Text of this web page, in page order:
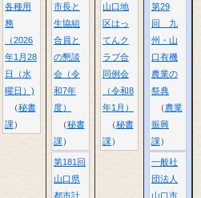
各種用
務
（2026
年1月28
日（水
曜日）)
秘書
課
市長と
生協組
合員と
の懇談
会（令
和7年
度）
秘書
課
第181回
山口県
都市計
山口地
区はっ
てんク
ラブ合
同例会
（令和8
年1月）
秘書
課
第29
回 九
州・山
口有機
農業の
祭典
農業
振興
課
一般社
団法人
山口市